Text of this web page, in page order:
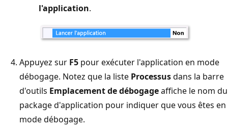
l'application.
Appuyez sur F5 pour exécuter l'application en mode
débogage. Notez que la liste Processusdans la barre
d'outils Emplacement de débogageaffiche le nom du
package d'application pour indiquer que vous êtes en
mode débogage.